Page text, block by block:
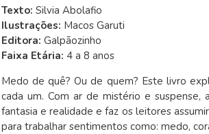
Texto: Silvia Abolafio
Ilustrações: Macos Garuti
Editora: Galpãozinho
Faixa Etária: 4 a 8 anos
Medo de quê? Ou de quem? Este livro
cada um. Com ar de mistério e
fantasia e realidade e faz os leitores
para trabalhar sentimentos como: medo,